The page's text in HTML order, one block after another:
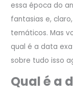
essa época do
fantasias e,
temáticos. Mas
qual é a data
sobre tudo isso
Qual é a